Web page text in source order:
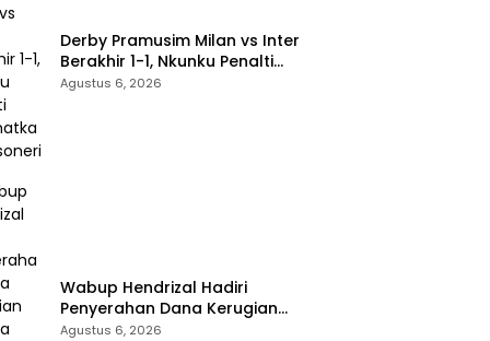
Derby Pramusim Milan vs Inter
Berakhir 1-1, Nkunku Penalti
Selamatkan Rossoneri
Agustus 6, 2026
Wabup Hendrizal Hadiri
Penyerahan Dana Kerugian
Negara Rp1,86 Miliar Kasus
Agustus 6, 2026